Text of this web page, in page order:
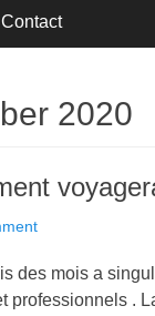
Contact
2020
des mois a
professionnels .